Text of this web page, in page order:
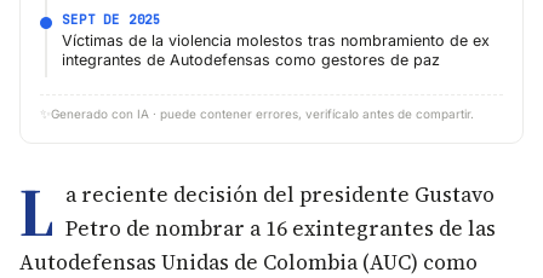
SEPT DE 2025
Víctimas de la violencia molestos tras nombramiento de ex
integrantes de Autodefensas como gestores de paz
✨ Generado con IA · puede contener errores, verifícalo antes de compartir.
L a reciente decisión del presidente Gustavo
Petro de nombrar a 16 exintegrantes de las
Autodefensas Unidas de Colombia (AUC) como